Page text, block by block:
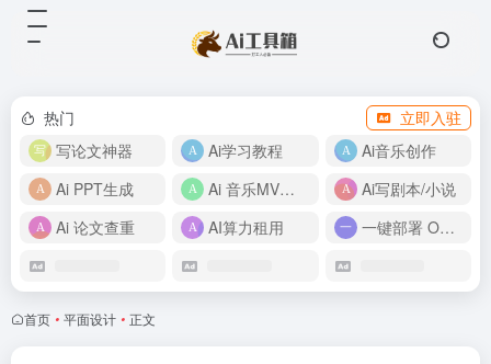
热门
立即入驻
写论文神器
Ai学习教程
Ai音乐创作
Ai PPT生成
Ai 音乐MV制作
Ai写剧本/小说
Ai 论文查重
AI算力租用 一键部署 OpenClaw
首页 • 平面设计 • 正文